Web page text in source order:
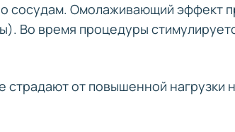
сосудам. Омолаживающий эффект
Во время процедуры
от повышенной нагрузки